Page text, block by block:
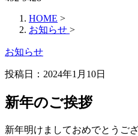
HOME >
お知らせ >
お知らせ
投稿日：2024年1月10日
新年のご挨拶
新年明けましておめでとうご